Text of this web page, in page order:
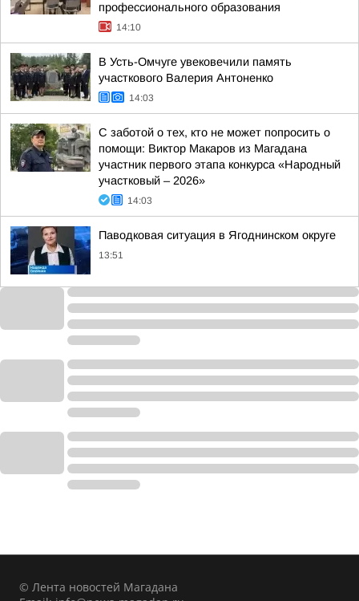
профессионального образования
14:10
В Усть-Омчуге увековечили память
участкового Валерия Антоненко
14:03
С заботой о тех, кто не может попросить о
помощи: Виктор Макаров из Магадана
участник первого этапа конкурса «Народный
участковый – 2026»
14:03
Паводковая ситуация в Ягоднинском округе
13:51
© Лента новостей Магадана